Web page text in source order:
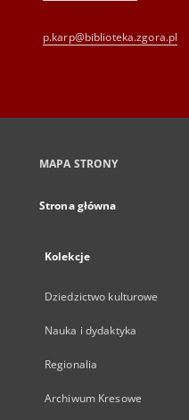
p.karp@biblioteka.zgora.pl
MAPA STRONY
Strona główna
Kolekcje
Dziedzictwo kulturowe
Nauka i dydaktyka
Regionalia
Archiwum Kresowe